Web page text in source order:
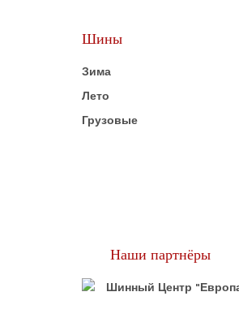
Шины
Зима
Лето
Грузовые
Наши партнёры